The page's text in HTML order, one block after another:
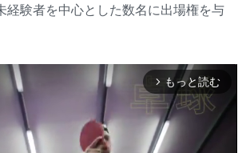
経験者を中心とした数名に出場権を与
arrow_forward_ios もっと読む